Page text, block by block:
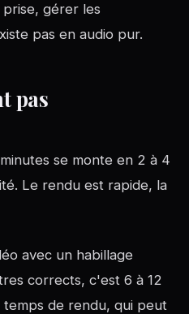
gérer les
pas en audio pur.
pas
se monte en 2 à 4
Le rendu est rapide, la
avec un habillage
corrects, c'est 6 à 12
temps de rendu, qui peut